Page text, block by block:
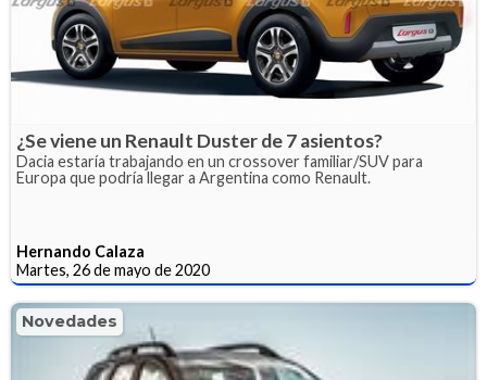
¿Se viene un Renault Duster de 7 asientos?
Dacia estaría trabajando en un crossover familiar/SUV para
Europa que podría llegar a Argentina como Renault.
Hernando Calaza
Martes, 26 de mayo de 2020
Novedades